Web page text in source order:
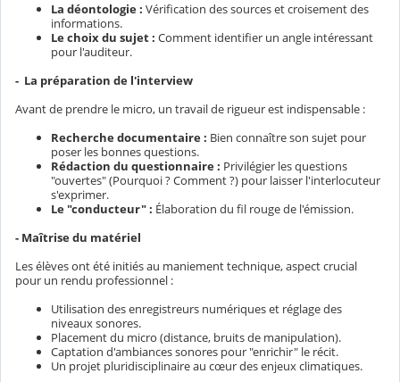
La déontologie : Vérification des sources et croisement des
informations.
Le choix du sujet : Comment identifier un angle intéressant
pour l'auditeur.
- La préparation de l'interview
Avant de prendre le micro, un travail de rigueur est indispensable :
Recherche documentaire : Bien connaître son sujet pour
poser les bonnes questions.
Rédaction du questionnaire : Privilégier les questions
"ouvertes" (Pourquoi ? Comment ?) pour laisser l'interlocuteur
s'exprimer.
Le "conducteur" : Élaboration du fil rouge de l'émission.
- Maîtrise du matériel
Les élèves ont été initiés au maniement technique, aspect crucial
pour un rendu professionnel :
Utilisation des enregistreurs numériques et réglage des
niveaux sonores.
Placement du micro (distance, bruits de manipulation).
Captation d'ambiances sonores pour "enrichir" le récit.
Un projet pluridisciplinaire au cœur des enjeux climatiques.